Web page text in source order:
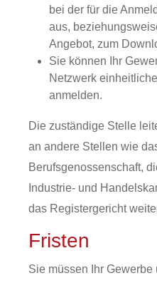
bei der für die
aus,
Angebot, zum
Sie können Ihr
Netzwerk
anmelden.
Die zuständige Stelle
an andere Stellen wie
Berufsgenossenschaft,
Industrie- und
das Registergericht
Fristen
Sie müssen Ihr